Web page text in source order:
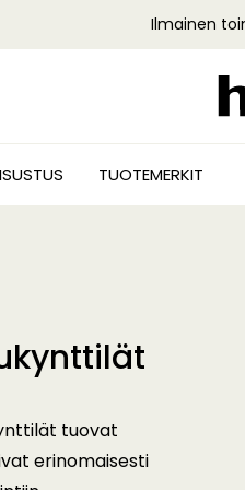
Ilmainen
TUOTEMERKIT
tuovat
erinomaisesti